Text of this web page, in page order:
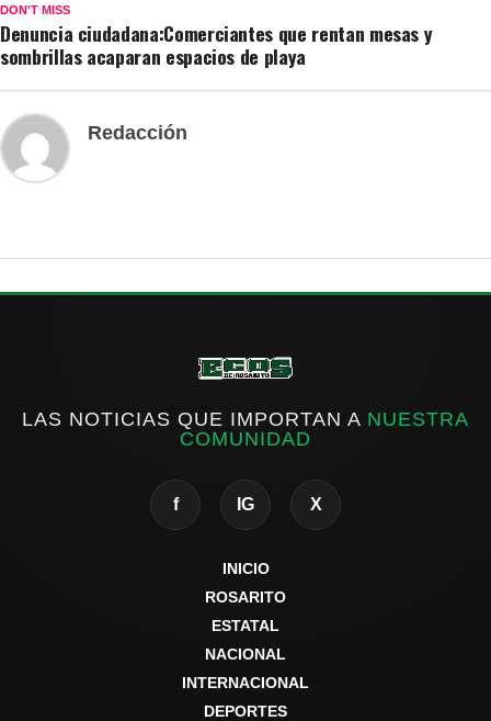
DON'T MISS
Denuncia ciudadana:Comerciantes que rentan mesas y
sombrillas acaparan espacios de playa
Redacción
LAS NOTICIAS QUE IMPORTAN A NUESTRA
COMUNIDAD
f IG X
INICIO
ROSARITO
ESTATAL
NACIONAL
INTERNACIONAL
DEPORTES